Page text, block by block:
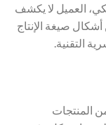
هو 5000 دولار أمريكي، العميل لا يكشف
أشكال صيغة الإنتاج
التقنية.
المنتجات